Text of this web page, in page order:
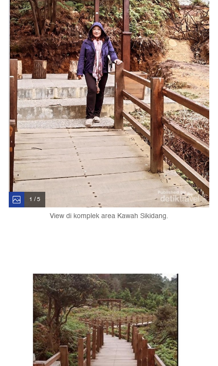
1 / 5
View di komplek area Kawah Sikidang.